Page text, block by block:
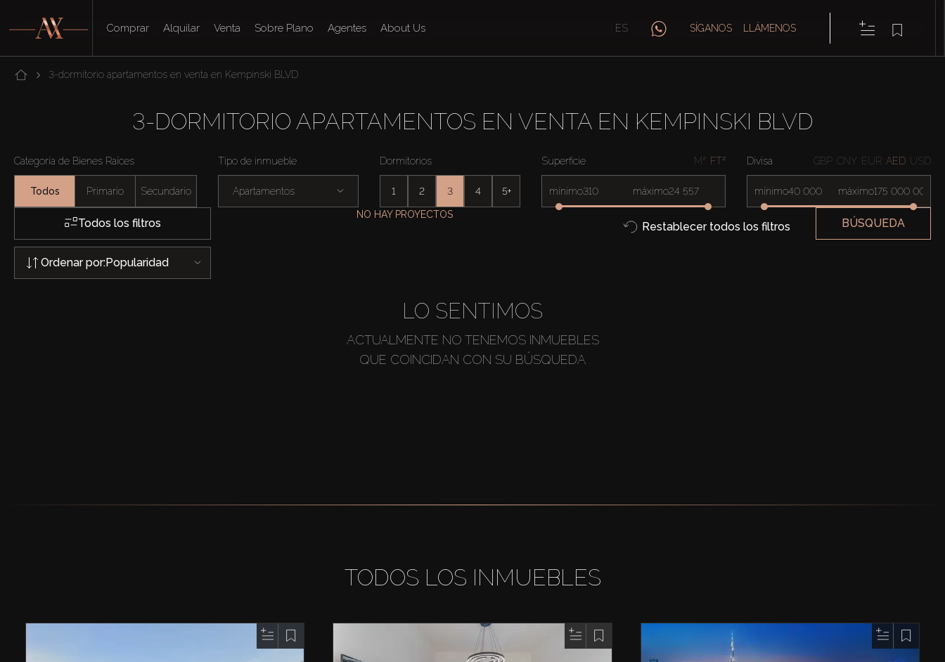
Comprar Alquilar Venta Sobre Plano Agentes About Us ES SÍGANOS LLÁMENOS
3-dormitorio apartamentos en venta en Kempinski BLVD
3-DORMITORIO APARTAMENTOS EN VENTA EN KEMPINSKI BLVD
Categoría de Bienes Raíces
Todos Primario Secundario
Tipo de inmueble
Apartamentos
Dormitorios
1 2 3 4 5+
Superficie M² FT²
mínimo máximo
Divisa GBP CNY EUR AED USD
mínimo máximo
Todos los filtros
NO HAY PROYECTOS
Restablecer todos los filtros BÚSQUEDA
Ordenar por:Popularidad
LO SENTIMOS
ACTUALMENTE NO TENEMOS INMUEBLES
QUE COINCIDAN CON SU BÚSQUEDA
TODOS LOS INMUEBLES